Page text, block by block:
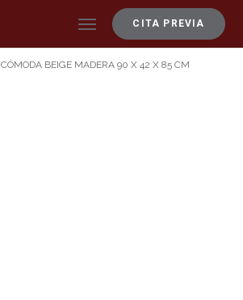
CITA PREVIA
CÓMODA BEIGE MADERA 90 X 42 X 85 CM